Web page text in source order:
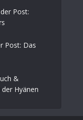
Post:
Post: Das
&
Hyänen